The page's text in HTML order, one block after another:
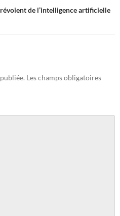
de l’intelligence artificielle
Les champs obligatoires